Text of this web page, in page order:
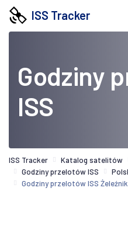
ISS Tracker
Godziny
ISS
ISS Tracker Katalog satelitów
Godziny przelotów ISS
Godziny przelotów ISS